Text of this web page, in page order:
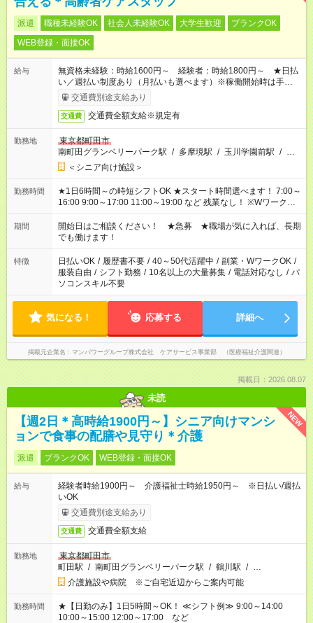
派遣 職種未経験OK 社会人未経験OK 大学生歓迎
ブランクOK
WEB登録・面接OK
給与
無資格未経験：時給1600円～ 経験者：時給1800円～ ★日払
い／週払い制度あり（月払いも選べます）※稼働開始時は手続き
完了次第のお支払いとなります。
交通費別途支給あり
交通費 交通費全額支給※規定有
勤務地
東京都町田市
南町田グランベリーパーク駅 / 多摩境駅 / 玉川学園前駅 / …
＜シニア向け施設＞
勤務時間
★1日6時間～の時短シフトOK ★スタート時間選べます！ 7:00～
16:00 9:00～17:00 11:00～19:00 など 残業なし！ ※Wワークの
場合、他のお仕事と合わせ週40時間超の就業はご案内できませ
ん ※法令に基づき、週20時間以上勤務は社会保険への加入対象
となります ※労働者派遣法（日雇い派遣の原則禁止）により、
短時間・短期間の就業はご案内が難しい場合があります
期間
開始日はご相談ください！ ★急募 ★職場が気に入れば、長期
でも働けます！
特徴 日払いOK / 履歴書不要 / 40～50代活躍中 / 副業・WワークOK /
服装自由 / シフト勤務 / 10名以上の大量募集 / 電話対応なし / パ
ソコンスキル不要
気になる！ 応募する 詳細へ
掲載元企業名 マンパワーグループ株式会社 ケアサービス事業部 （医療福祉介護関連）
掲載日：2026.08.07
未読
NEW
【週2日＊高時給1900円～】シニア向けマンシ
ョンで食事の配膳や見守り＊介護
派遣 ブランクOK WEB登録・面接OK
給与
経験者時給1900円～ 介護福祉士時給1950円～ ※日払い/週払
いOK
交通費別途支給あり
交通費 交通費全額支給
勤務地
東京都町田市
町田駅 / 南町田グランベリーパーク駅 / 鶴川駅 / …
介護施設や病院 ※ご自宅近辺からご案内可能
勤務時間
★【日勤のみ】1日5時間～OK！ ≪シフト例≫ 9:00～14:00
10:00～15:00 12:00～17:00 など